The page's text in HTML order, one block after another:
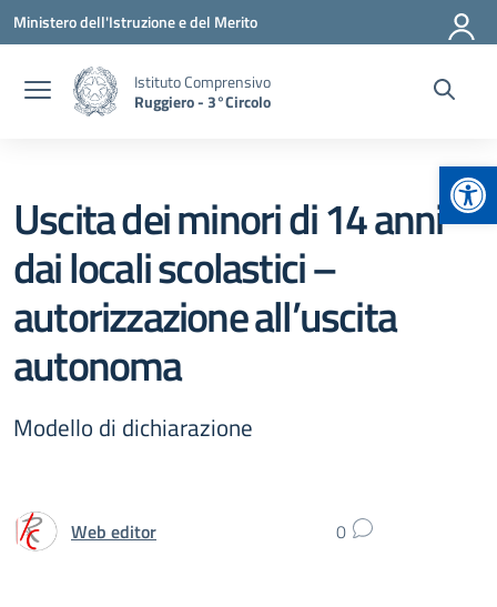
Vai ai contenuti
Vai al menu di navigazione
Vai al footer
Ministero dell'Istruzione e del Merito
Istituto Comprensivo
Ruggiero - 3°Circolo
Uscita dei minori di 14 anni
dai locali scolastici –
autorizzazione all’uscita
autonoma
Modello di dichiarazione
Web editor 0